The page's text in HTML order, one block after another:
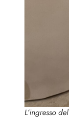
L’ingresso